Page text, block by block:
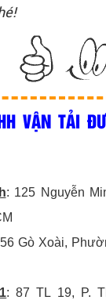
VẬN TẢI
: 125 Nguyễn
Gò Xoài,
: 87 TL 19, P.